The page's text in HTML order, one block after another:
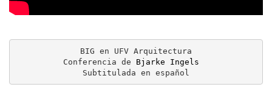
BIG en UFV Arquitectura
Conferencia de Bjarke Ingels
Subtitulada en español